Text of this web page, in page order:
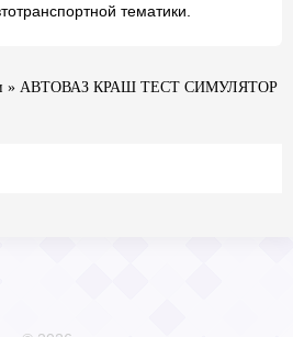
тематики.
» АВТОВАЗ КРАШ ТЕСТ СИМУЛЯТОР